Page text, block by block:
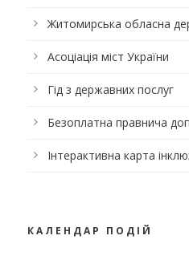
Житомирська обласна
Асоціація міст України
Гід з державних послуг
Безоплатна правнича
Інтерактивна карта
КАЛЕНДАР ПОДІЙ